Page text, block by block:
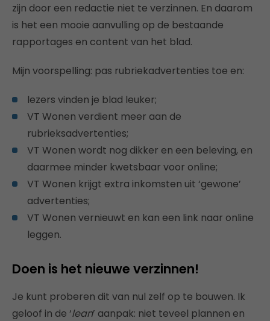
zijn door een redactie niet te verzinnen. En daarom
is het een mooie aanvulling op de bestaande
rapportages en content van het blad.
Mijn voorspelling: pas rubriekadvertenties toe en:
lezers vinden je blad leuker;
VT Wonen verdient meer aan de
rubrieksadvertenties;
VT Wonen wordt nog dikker en een beleving, en
daarmee minder kwetsbaar voor online;
VT Wonen krijgt extra inkomsten uit ‘gewone’
advertenties;
VT Wonen vernieuwt en kan een link naar online
leggen.
Doen is het nieuwe verzinnen!
Je kunt proberen dit van nul zelf op te bouwen. Ik
geloof in de ‘lean’ aanpak: niet teveel plannen en